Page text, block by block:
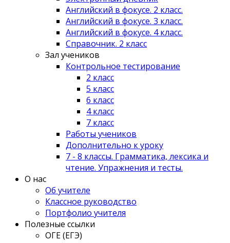
Английский в фокусе. 2 класс.
Английский в фокусе. 3 класс.
Английский в фокусе. 4 класс.
Справочник. 2 класс
Зал учеников
Контрольное тестирование
2 класс
5 класс
6 класс
4 класс
7 класс
Работы учеников
Дополнительно к уроку
7 - 8 классы. Грамматика, лексика и
чтение. Упражнения и тесты.
О нас
Об учителе
Классное руководство
Портфолио учителя
Полезные ссылки
ОГЕ (ЕГЭ)